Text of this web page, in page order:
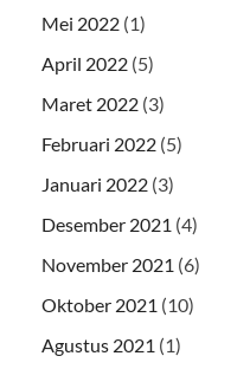
Mei 2022 (1)
April 2022 (5)
Maret 2022 (3)
Februari 2022 (5)
Januari 2022 (3)
Desember 2021 (4)
November 2021 (6)
Oktober 2021 (10)
Agustus 2021 (1)